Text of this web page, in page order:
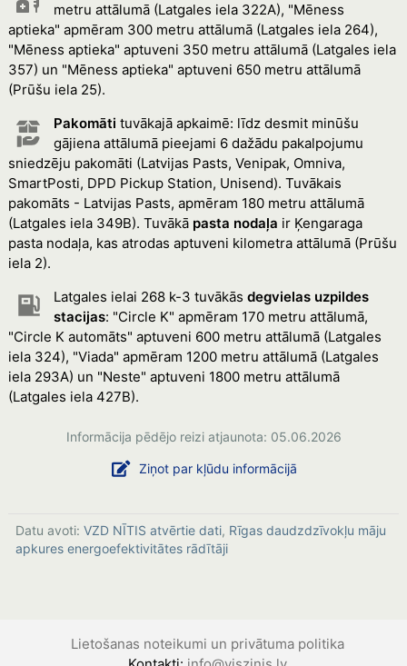
metru attālumā (Latgales iela 322A), "Mēness
aptieka" apmēram 300 metru attālumā (Latgales iela 264),
"Mēness aptieka" aptuveni 350 metru attālumā (Latgales iela
357) un "Mēness aptieka" aptuveni 650 metru attālumā
(Prūšu iela 25).
Pakomāti tuvākajā apkaimē: līdz desmit minūšu
gājiena attālumā pieejami 6 dažādu pakalpojumu
sniedzēju pakomāti (Latvijas Pasts, Venipak, Omniva,
SmartPosti, DPD Pickup Station, Unisend). Tuvākais
pakomāts - Latvijas Pasts, apmēram 180 metru attālumā
(Latgales iela 349B). Tuvākā pasta nodaļa ir Ķengaraga
pasta nodaļa, kas atrodas aptuveni kilometra attālumā (Prūšu
iela 2).
Latgales ielai 268 k-3 tuvākās degvielas uzpildes
stacijas: "Circle K" apmēram 170 metru attālumā,
"Circle K automāts" aptuveni 600 metru attālumā (Latgales
iela 324), "Viada" apmēram 1200 metru attālumā (Latgales
iela 293A) un "Neste" aptuveni 1800 metru attālumā
(Latgales iela 427B).
Informācija pēdējo reizi atjaunota: 05.06.2026
Ziņot par kļūdu informācijā
Datu avoti: VZD NĪTIS atvērtie dati, Rīgas daudzdzīvokļu māju
apkures energoefektivitātes rādītāji
Lietošanas noteikumi un privātuma politika